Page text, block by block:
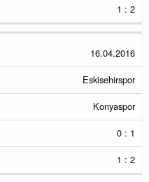
1 : 2
16.04.2016
Eskisehirspor
Konyaspor
0 : 1
1 : 2